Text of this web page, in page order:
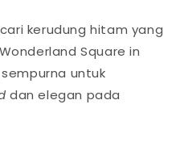
kerudung hitam yang
Square in
untuk
dan elegan pada